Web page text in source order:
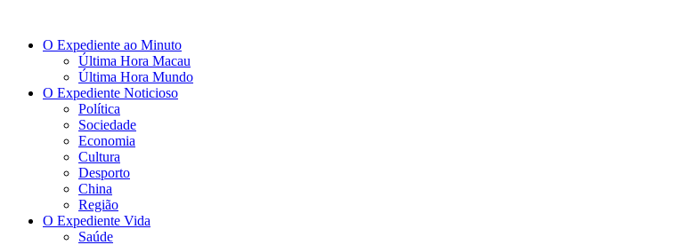
O Expediente ao Minuto
Última Hora Macau
Última Hora Mundo
O Expediente Noticioso
Política
Sociedade
Economia
Cultura
Desporto
China
Região
O Expediente Vida
Saúde